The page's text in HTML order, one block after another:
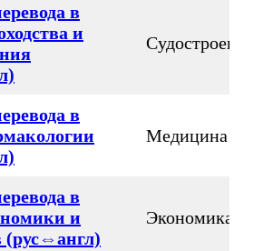
в
и
Судостроение
в
Медицина
в
и
(рус⇔англ)
Экономика